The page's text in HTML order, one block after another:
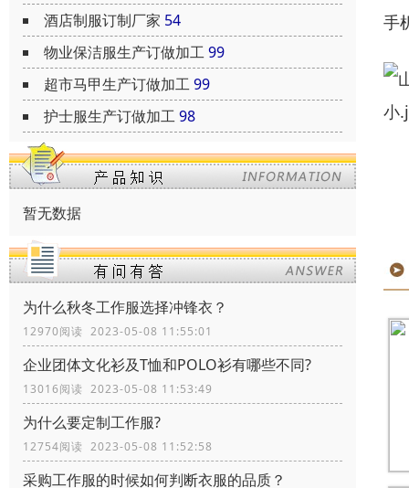
酒店制服订制厂家 54
物业保洁服生产订做加工99
超市马甲生产订做加工99
护士服生产订做加工98
暂无数据
为什么秋冬工作服选择冲锋衣？
12970阅读 2023-05-08 11:55:01
企业团体文化衫及T恤和POLO衫有哪些不同?
13016阅读 2023-05-08 11:53:49
为什么要定制工作服?
12754阅读 2023-05-08 11:52:58
采购工作服的时候如何判断衣服的品质？
手